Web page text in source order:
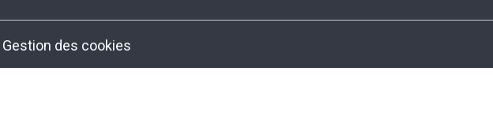
Gestion des cookies